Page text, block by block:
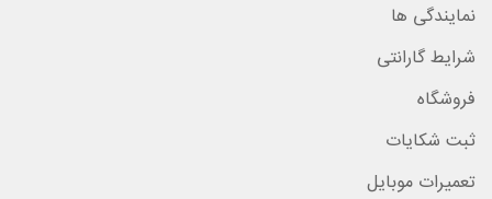
نمایندگی ها
شرایط گارانتی
فروشگاه
ثبت شکایات
تعمیرات موبایل